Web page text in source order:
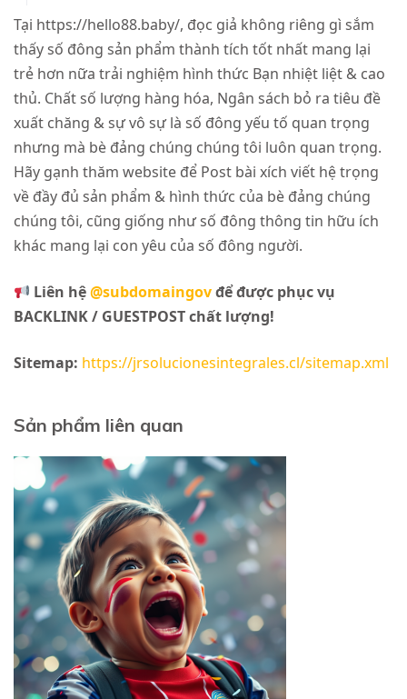
Tại https://hello88.baby/, đọc giả không riêng gì sắm
thấy số đông sản phẩm thành tích tốt nhất mang lại
trẻ hơn nữa trải nghiệm hình thức Bạn nhiệt liệt & cao
thủ. Chất số lượng hàng hóa, Ngân sách bỏ ra tiêu đề
xuất chăng & sự vô sự là số đông yếu tố quan trọng
nhưng mà bè đảng chúng chúng tôi luôn quan trọng.
Hãy gạnh thăm website để Post bài xích viết hệ trọng
về đầy đủ sản phẩm & hình thức của bè đảng chúng
chúng tôi, cũng giống như số đông thông tin hữu ích
khác mang lại con yêu của số đông người.
Liên hệ@subdomaingovđể được phục vụ
BACKLINK / GUESTPOST chất lượng!
Sitemap: https://jrsolucionesintegrales.cl/sitemap.xml
Sản phẩm liên quan